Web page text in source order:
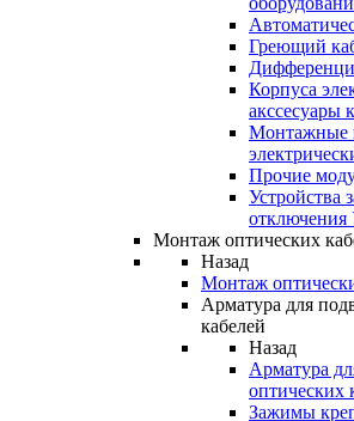
Греющий
Корпуса
акссесуары
Монтажные
Прочие
Устройства
Монтаж оптических
Назад
Монтаж
Арматура для
кабелей
Назад
Арматура
оптических
Зажимы